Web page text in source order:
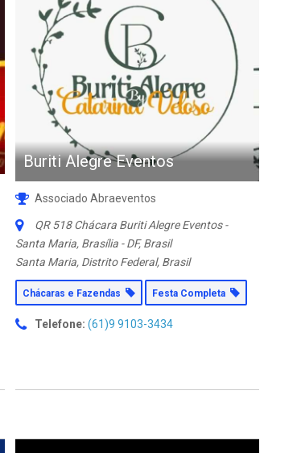
Buriti Alegre Eventos
Associado Abraeventos
QR 518 Chácara Buriti Alegre Eventos -
Santa Maria, Brasília - DF, Brasil
Santa Maria, Distrito Federal, Brasil
Chácaras e Fazendas Festa Completa
Telefone: (61)9 9103-3434